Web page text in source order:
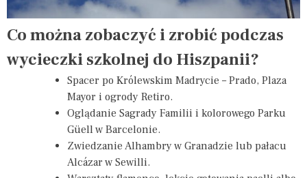
Co można zobaczyć i zrobić podczas
wycieczki szkolnej do Hiszpanii?
Spacer po Królewskim Madrycie – Prado, Plaza
Mayor i ogrody Retiro.
Oglądanie Sagrady Familii i kolorowego Parku
Güell w Barcelonie.
Zwiedzanie Alhambry w Granadzie lub pałacu
Alcázar w Sewilli.